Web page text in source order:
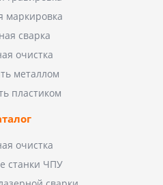
маркировка
сварка
очистка
металлом
пластиком
очистка
станки ЧПУ